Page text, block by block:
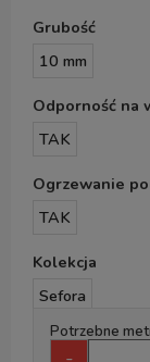
Grubość
10 mm
Odporność na
TAK
Ogrzewanie
TAK
Kolekcja
Sefora
Potrzebne